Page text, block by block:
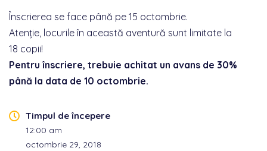
Înscrierea se face până pe 15 octombrie.
Atenție, locurile în această aventură sunt limitate la
18 copii!
Pentru înscriere, trebuie achitat un avans de 30%
până la data de 10 octombrie.
Timpul de începere
12:00 am
octombrie 29, 2018